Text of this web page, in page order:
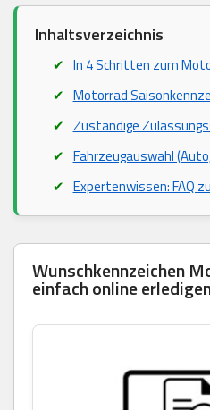
Inhaltsverzeichnis
In 4 Schritten zum
Motorrad
Zuständige
Fahrzeugauswahl
Expertenwissen: FAQ
Wunschkennzeichen
einfach online